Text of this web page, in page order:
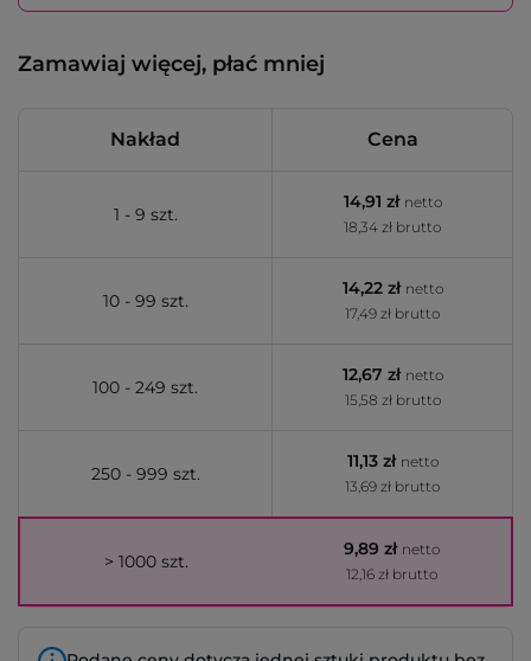
Zamawiaj więcej, płać mniej
Nakład Cena
1 - 9 szt.
14,91 zł netto
18,34 zł brutto
10 - 99 szt.
14,22 zł netto
17,49 zł brutto
100 - 249 szt.
12,67 zł netto
15,58 zł brutto
250 - 999 szt.
11,13 zł netto
13,69 zł brutto
> 1000 szt.
9,89 zł netto
12,16 zł brutto